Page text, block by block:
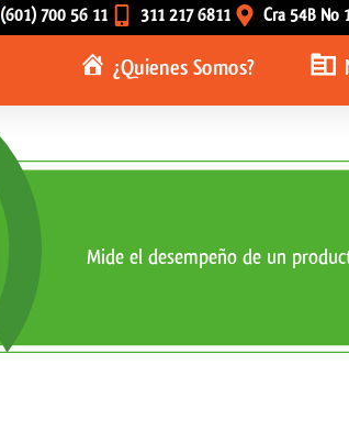
(601) 700 56 11 311 217 6811 Cra 54B No
¿Quienes Somos?
Mide el desempeño de un